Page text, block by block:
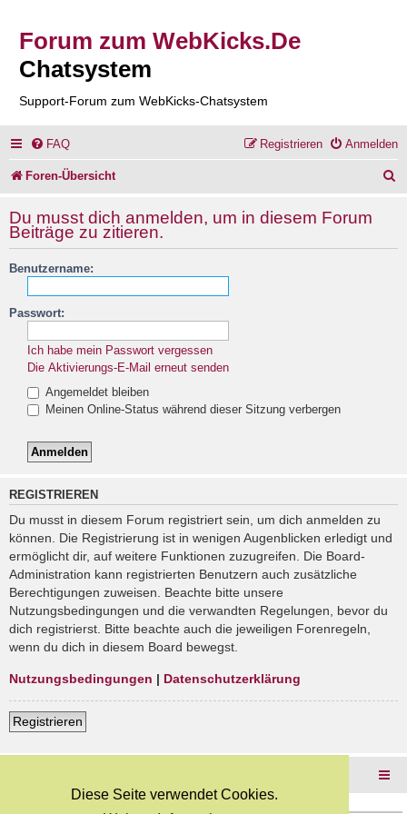
Diese Seite verwendet Cookies.
Forum zum WebKicks.De
Chatsystem
Support-Forum zum WebKicks-Chatsystem
FAQ Anmelden
Registrieren
Foren-Übersicht
Du musst dich anmelden, um in diesem Forum
Beiträge zu zitieren.
Benutzername:
Passwort:
Ich habe mein Passwort vergessen
Die Aktivierungs-E-Mail erneut senden
Angemeldet bleiben
Meinen Online-Status während dieser Sitzung verbergen
REGISTRIEREN
Du musst in diesem Forum registriert sein, um dich anmelden zu
können. Die Registrierung ist in wenigen Augenblicken erledigt und
ermöglicht dir, auf weitere Funktionen zuzugreifen. Die Board-
Administration kann registrierten Benutzern auch zusätzliche
Berechtigungen zuweisen. Beachte bitte unsere
Nutzungsbedingungen und die verwandten Regelungen, bevor du
dich registrierst. Bitte beachte auch die jeweiligen Forenregeln,
wenn du dich in diesem Board bewegst.
Nutzungsbedingungen | Datenschutzerklärung
Registrieren